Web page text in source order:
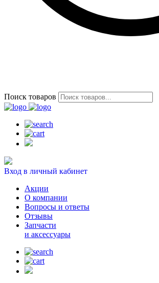
Поиск товаров
Вход в личный кабинет
Акции
О компании
Вопросы и ответы
Отзывы
Запчасти
и аксессуары